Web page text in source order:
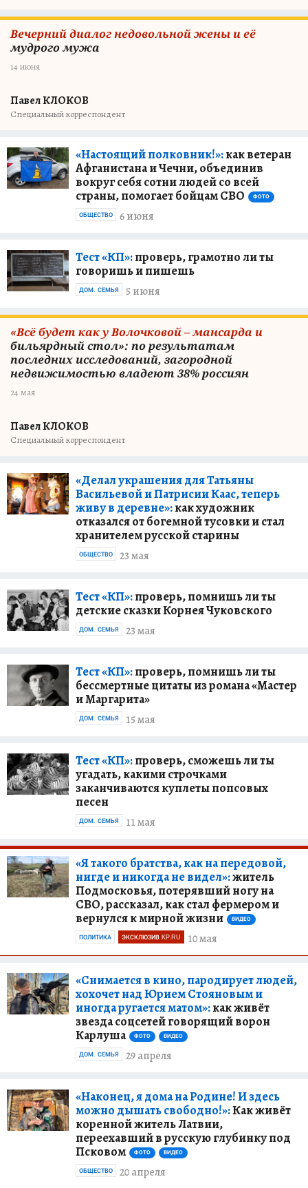
Вечерний диалог недовольной жены и её
мудрого мужа
14 июня
Павел КЛОКОВ
Специальный корреспондент
«Настоящий полковник!»:как ветеран
Афганистана и Чечни, объединив
вокруг себя сотни людей со всей
страны, помогает бойцам СВО
ФОТО
6 июня
ОБЩЕСТВО
Тест «КП»:проверь, грамотно ли ты
говоришь и пишешь
5 июня
ДОМ. СЕМЬЯ
«Всё будет как у Волочковой – мансарда и
бильярдный стол»: по результатам
последних исследований, загородной
недвижимостью владеют 38% россиян
24 мая
Павел КЛОКОВ
Специальный корреспондент
«Делал украшения для Татьяны
Васильевой и Патрисии Каас, теперь
живу в деревне»:как художник
отказался от богемной тусовки и стал
хранителем русской старины
23 мая
ОБЩЕСТВО
Тест «КП»:проверь, помнишь ли ты
детские сказки Корнея Чуковского
23 мая
ДОМ. СЕМЬЯ
Тест «КП»:проверь, помнишь ли ты
бессмертные цитаты из романа «Мастер
и Маргарита»
15 мая
ДОМ. СЕМЬЯ
Тест «КП»:проверь, сможешь ли ты
угадать, какими строчками
заканчиваются куплеты попсовых
песен
11 мая
ДОМ. СЕМЬЯ
«Я такого братства, как на передовой,
нигде и никогда не видел»:житель
Подмосковья, потерявший ногу на
СВО, рассказал, как стал фермером и
вернулся к мирной жизни
ВИДЕО
10 мая
ПОЛИТИКА ЭКСКЛЮЗИВ KP.RU
«Снимается в кино, пародирует людей,
хохочет над Юрием Стояновым и
иногда ругается матом»:как живёт
звезда соцсетей говорящий ворон
Карлуша
ФОТО ВИДЕО
29 апреля
ДОМ. СЕМЬЯ
«Наконец, я дома на Родине! И здесь
можно дышать свободно!»:Как живёт
коренной житель Латвии,
переехавший в русскую глубинку под
Псковом
ФОТО ВИДЕО
20 апреля
ОБЩЕСТВО